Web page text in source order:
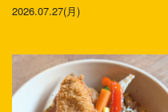
2026.07.27(月)